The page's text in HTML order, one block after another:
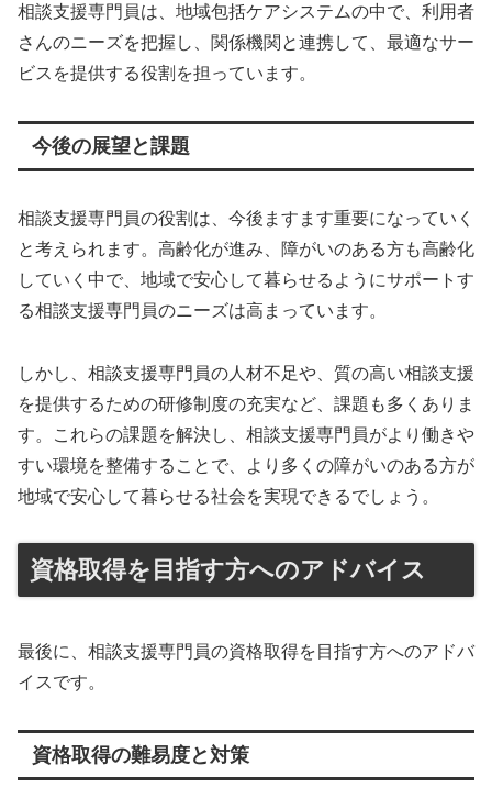
相談支援専門員は、地域包括ケアシステムの中で、利用者
さんのニーズを把握し、関係機関と連携して、最適なサー
ビスを提供する役割を担っています。
今後の展望と課題
相談支援専門員の役割は、今後ますます重要になっていく
と考えられます。高齢化が進み、障がいのある方も高齢化
していく中で、地域で安心して暮らせるようにサポートす
る相談支援専門員のニーズは高まっています。
しかし、相談支援専門員の人材不足や、質の高い相談支援
を提供するための研修制度の充実など、課題も多くありま
す。これらの課題を解決し、相談支援専門員がより働きや
すい環境を整備することで、より多くの障がいのある方が
地域で安心して暮らせる社会を実現できるでしょう。
資格取得を目指す方へのアドバイス
最後に、相談支援専門員の資格取得を目指す方へのアドバ
イスです。
資格取得の難易度と対策